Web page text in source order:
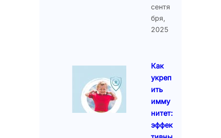
сентя
бря,
2025
Как
укреп
ить
имму
нитет:
эффек